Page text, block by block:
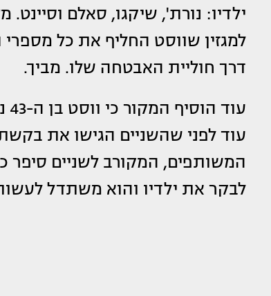
ילדיו: נורת', שיקגו, סאלם
למגזין שווסט החליף את כל
דרך חוליית האבטחה שלו. מביך.
עוד לפני שהשניים הגישו את
המשותפים, המקורב לשניים סיפר
לבקר את ילדיו והוא משתדל